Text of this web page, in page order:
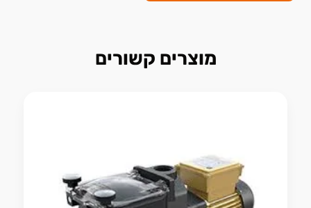
מוצרים קשורים